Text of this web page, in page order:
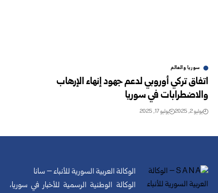
سوريا والعالم
اتفاق تركي أوروبي لدعم جهود إنهاء الإرهاب
والاضطرابات في سوريا
يوليو 2, 2025 يوليو 17, 2025
الوكالة العربية السورية للأنباء – سانا
الوكالة الوطنية الرسمية للأخبار في سوريا،